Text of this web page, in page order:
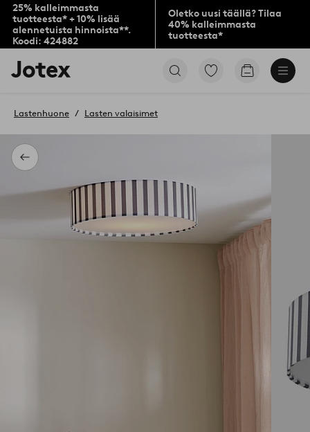
25% kalleimmasta
tuotteesta* + 10% lisää
alennetuista hinnoista**.
Koodi: 424882
Oletko uusi täällä? Tilaa
40% kalleimmasta
tuotteesta*
Jotex-
logo
aloitussivulle
Siirry
Siirry
Takaisin
Lastenhuone Lasten valaisimet